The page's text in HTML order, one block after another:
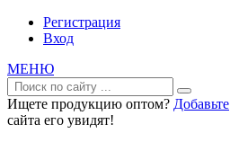
Регистрация
Вход
МЕНЮ
Ищете продукцию оптом? Добавьте
сайта его увидят!